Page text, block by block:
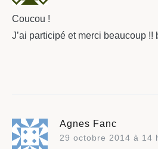
Coucou !
J’ai participé et merci beaucoup !!
Agnes Fanc
29 octobre 2014 à 14